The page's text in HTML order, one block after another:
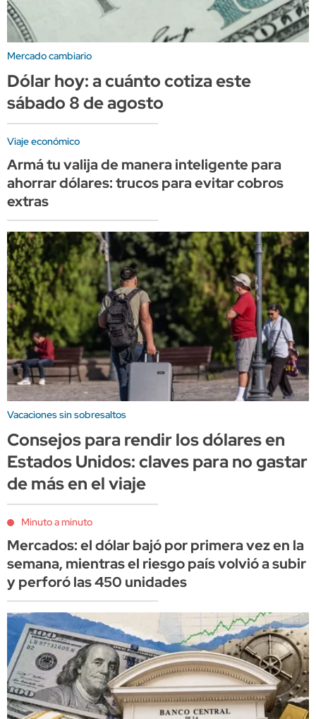
Mercado cambiario
Dólar hoy: a cuánto cotiza este
sábado 8 de agosto
Viaje económico
Armá tu valija de manera inteligente para
ahorrar dólares: trucos para evitar cobros
extras
Vacaciones sin sobresaltos
Consejos para rendir los dólares en
Estados Unidos: claves para no gastar
de más en el viaje
Minuto a minuto
Mercados: el dólar bajó por primera vez en la
semana, mientras el riesgo país volvió a subir
y perforó las 450 unidades